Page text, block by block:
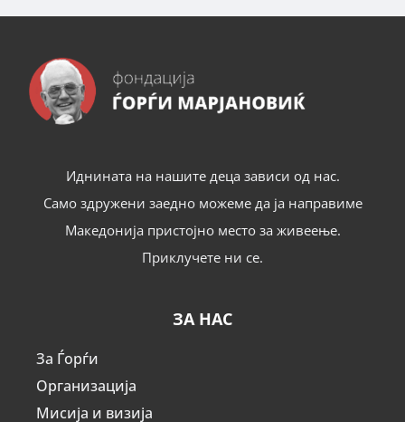
Иднината на нашите деца зависи од нас.
Само здружени заедно можеме да ја направиме
Македонија пристојно место за живеење.
Приклучете ни се.
ЗА НАС
За Ѓорѓи
Организација
Мисија и визија